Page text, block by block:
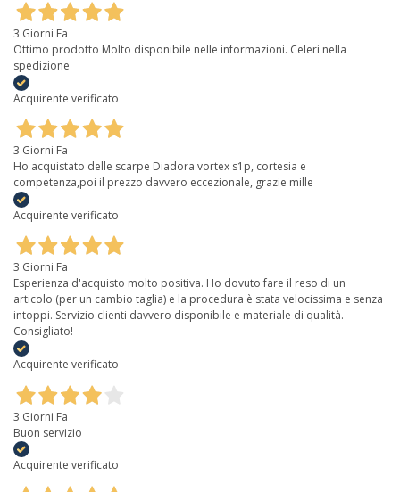
3 Giorni Fa
Ottimo prodotto Molto disponibile nelle informazioni. Celeri nella
spedizione
Acquirente verificato
3 Giorni Fa
Ho acquistato delle scarpe Diadora vortex s1p, cortesia e
competenza,poi il prezzo davvero eccezionale, grazie mille
Acquirente verificato
3 Giorni Fa
Esperienza d'acquisto molto positiva. Ho dovuto fare il reso di un
articolo (per un cambio taglia) e la procedura è stata velocissima e senza
intoppi. Servizio clienti davvero disponibile e materiale di qualità.
Consigliato!
Acquirente verificato
3 Giorni Fa
Buon servizio
Acquirente verificato